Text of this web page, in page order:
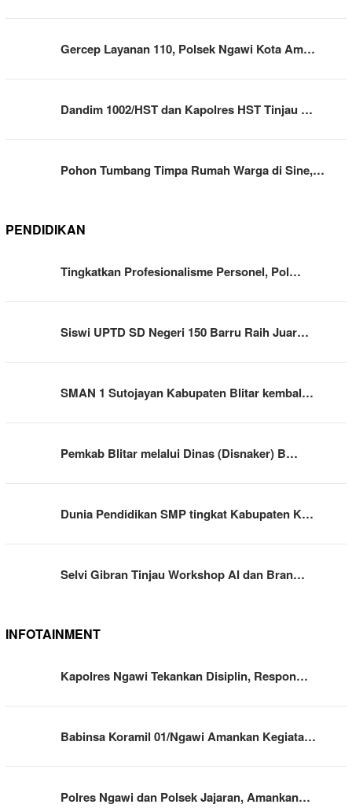
Gercep Layanan 110, Polsek Ngawi Kota Am…
Dandim 1002/HST dan Kapolres HST Tinjau …
Pohon Tumbang Timpa Rumah Warga di Sine,…
PENDIDIKAN
Tingkatkan Profesionalisme Personel, Pol…
Siswi UPTD SD Negeri 150 Barru Raih Juar…
SMAN 1 Sutojayan Kabupaten Blitar kembal…
Pemkab Blitar melalui Dinas (Disnaker) B…
Dunia Pendidikan SMP tingkat Kabupaten K…
Selvi Gibran Tinjau Workshop AI dan Bran…
INFOTAINMENT
Kapolres Ngawi Tekankan Disiplin, Respon…
Babinsa Koramil 01/Ngawi Amankan Kegiata…
Polres Ngawi dan Polsek Jajaran, Amankan…